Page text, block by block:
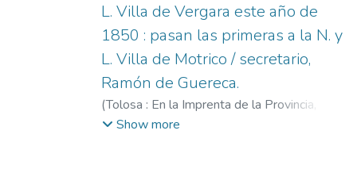
L. Villa de Vergara este año de
1850 : pasan las primeras a la N. y
L. Villa de Motrico / secretario,
Ramón de Guereca.
(Tolosa : En la Imprenta de la Provincia,
1850)Guipúzcoa. Juntas Generales.
Show more